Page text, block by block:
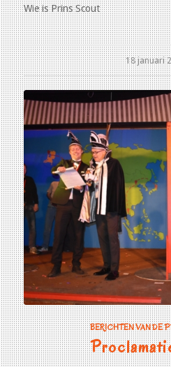
Wie is Prins Scout
18 januari
BERICHTEN VAN DE